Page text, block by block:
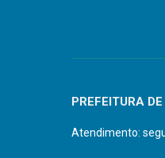
PREFEITURA
Atendimento: